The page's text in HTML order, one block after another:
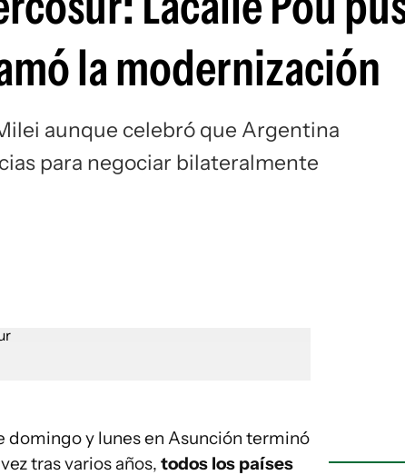
la modernización
aunque celebró que Argentina
para negociar bilateralmente
domingo y lunes en Asunción terminó
tras varios años, todos los países